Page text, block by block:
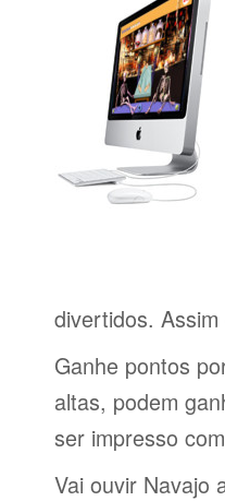
divertidos.
Ganhe pontos
altas, podem
ser impresso
Vai ouvir Navajo